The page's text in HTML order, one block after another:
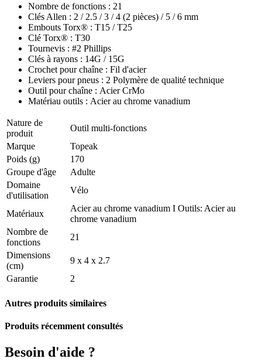
Nombre de fonctions : 21
Clés Allen : 2 / 2.5 / 3 / 4 (2 pièces) / 5 / 6 mm
Embouts Torx® : T15 / T25
Clé Torx® : T30
Tournevis : #2 Phillips
Clés à rayons : 14G / 15G
Crochet pour chaîne : Fil d'acier
Leviers pour pneus : 2 Polymère de qualité technique
Outil pour chaîne : Acier CrMo
Matériau outils : Acier au chrome vanadium
Nature de
produit
Outil multi-fonctions
Marque
Topeak
Poids (g)
170
Groupe d'âge
Adulte
Domaine
d'utilisation
Vélo
Matériaux
Acier au chrome vanadium I Outils: Acier au
chrome vanadium
Nombre de
fonctions
21
Dimensions
(cm)
9 x 4 x 2.7
Garantie
2
Autres produits similaires
Produits récemment consultés
Besoin d'aide ?